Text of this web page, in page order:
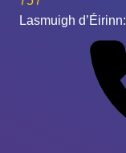
Lasmuigh d’Éirinn: